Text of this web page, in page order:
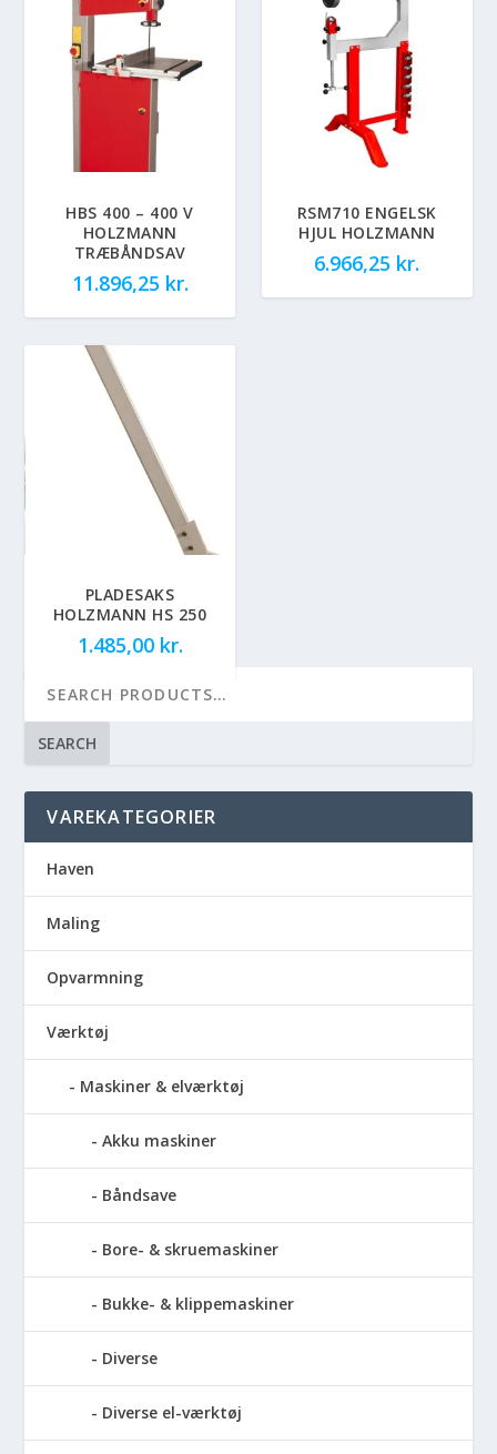
HBS 400 – 400 V
HOLZMANN
TRÆBÅNDSAV
11.896,25 kr.
RSM710 ENGELSK
HJUL HOLZMANN
6.966,25 kr.
PLADESAKS
HOLZMANN HS 250
1.485,00 kr.
SEARCH
VAREKATEGORIER
Haven
Maling
Opvarmning
Værktøj
Maskiner & elværktøj
Akku maskiner
Båndsave
Bore- & skruemaskiner
Bukke- & klippemaskiner
Diverse
Diverse el-værktøj